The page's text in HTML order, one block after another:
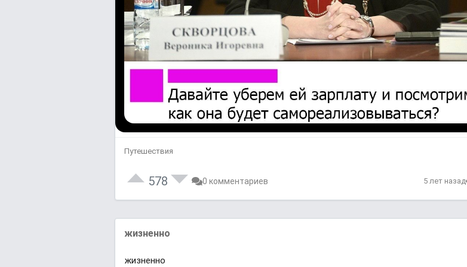
Путешествия
578 0 комментариев 5 лет назад
жизненно
жизненно